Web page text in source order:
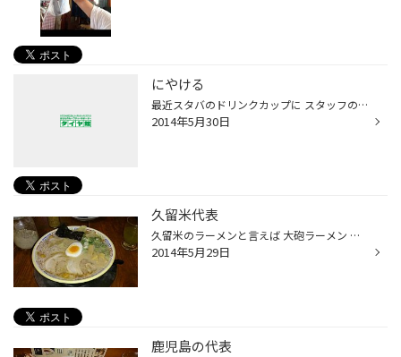
にやける
最近スタバのドリンクカップに スタッフの方が落書きするのが流行ですよね！ 先日利用したスタバではこんな落書きが♪
2014年5月30日
久留米代表
久留米のラーメンと言えば 大砲ラーメン 昔ながらのラーメンいただきました♪ ワンタン入りで！
2014年5月29日
鹿児島の代表